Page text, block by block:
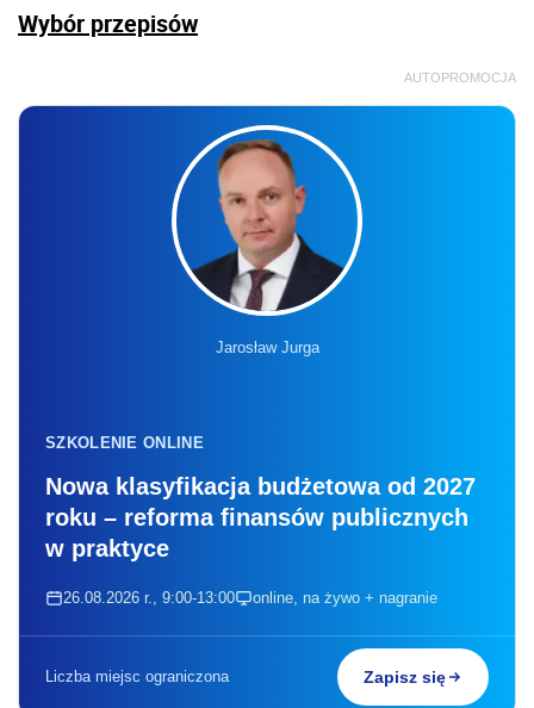
Wybór przepisów
AUTOPROMOCJA
Jarosław Jurga
SZKOLENIE ONLINE
Nowa klasyfikacja budżetowa od 2027
roku – reforma finansów publicznych
w praktyce
26.08.2026 r., 9:00-13:00 online, na żywo + nagranie
Liczba miejsc ograniczona Zapisz się